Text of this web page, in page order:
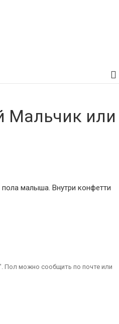
Мальчик или
малыша. Внутри конфетти
Пол можно сообщить по почте или